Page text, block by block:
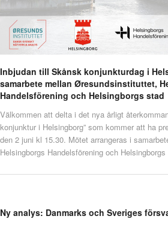
Inbjudan till Skånsk konjunkturdag i
samarbete mellan Øresundsinstituttet,
Handelsförening och Helsingborgs stad
Välkommen att delta i det nya årligt
konjunktur i Helsingborg” som kommer att ha
den 2 juni kl 15.30. Mötet arrangeras i
Helsingborgs Handelsförening och Helsingborgs
Ny analys: Danmarks och Sveriges